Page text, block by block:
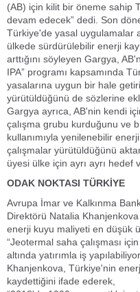
(AB) için kilit bir öneme sahip
devam edecek” dedi. Son
Türkiye'de yasal uygulamalar
ülkede sürdürülebilir enerji
arttığını söyleyen Gargya,
IPA” programı kapsamında
yasalarına uygun bir hale
yürütüldüğünü de sözlerine
Gargya ayrıca, AB'nin kendi
çalışma grubu kurduğunu ve
kullanımıyla yenilenebilir
çalışmalar yürütüldüğünü
üyesi ülke için ayrı ayrı hedef
ODAK NOKTASI TÜRKİYE
Avrupa İmar ve Kalkınma
Direktörü Natalia
enerji kuyu maliyeti en düşük
“Jeotermal saha çalışması
altında yatırımla iş
Khanjenkova, Türkiye'nin
kaydettiğini ifade ederek,